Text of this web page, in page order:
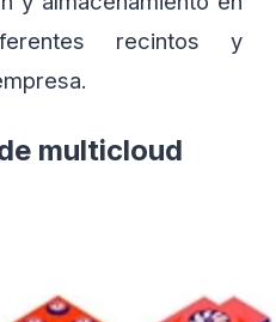
recintos y
multicloud